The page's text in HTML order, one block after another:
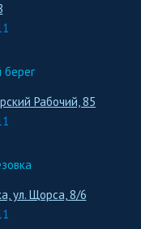
Рабочий, 85
ул. Щорса, 8/6